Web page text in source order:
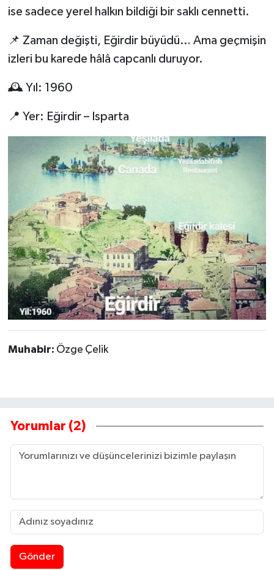
ise sadece yerel halkın bildiği bir saklı cennetti.
📌 Zaman değişti, Eğirdir büyüdü… Ama geçmişin
izleri bu karede hâlâ capcanlı duruyor.
🕰️ Yıl: 1960
📍 Yer: Eğirdir – Isparta
Muhabir: Özge Çelik
Yorumlar (2)
Gönder